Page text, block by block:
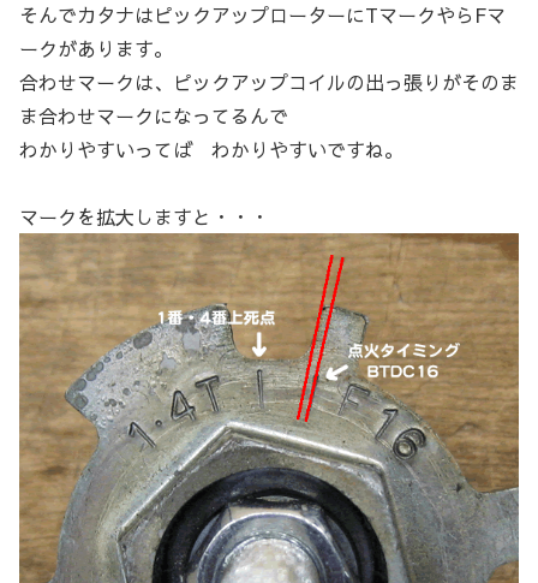
そんでカタナはピックアップローターにTマークやらFマ
ークがあります。
合わせマークは、ピックアップコイルの出っ張りがそのま
ま合わせマークになってるんで
わかりやすいってば わかりやすいですね。
マークを拡大しますと・・・